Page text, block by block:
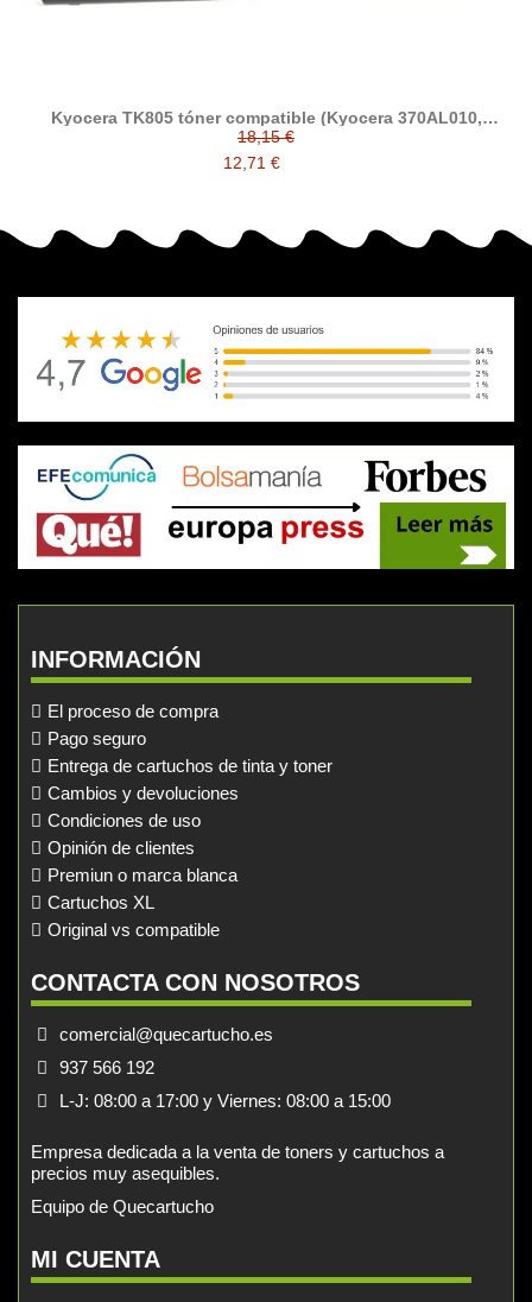
Kyocera TK805 tóner compatible (Kyocera 370AL010,
370AL510, 370AL410, 370AL310)
18,15 €
12,71 €
INFORMACIÓN
El proceso de compra
Pago seguro
Entrega de cartuchos de tinta y toner
Cambios y devoluciones
Condiciones de uso
Opinión de clientes
Premiun o marca blanca
Cartuchos XL
Original vs compatible
CONTACTA CON NOSOTROS
comercial@quecartucho.es
937 566 192
L-J: 08:00 a 17:00 y Viernes: 08:00 a 15:00
Empresa dedicada a la venta de toners y cartuchos a
precios muy asequibles.
Equipo de Quecartucho
MI CUENTA